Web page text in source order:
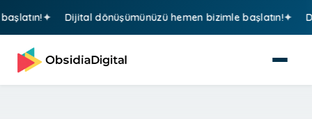
Dijital dönüşümünüzü hemen bizimle başlatın!